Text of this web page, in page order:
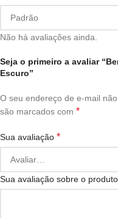
Não há avaliações ainda.
Seja o primeiro a avaliar
Escuro”
O seu endereço de e-mail
são marcados com *
Sua avaliação *
Sua avaliação sobre o produto